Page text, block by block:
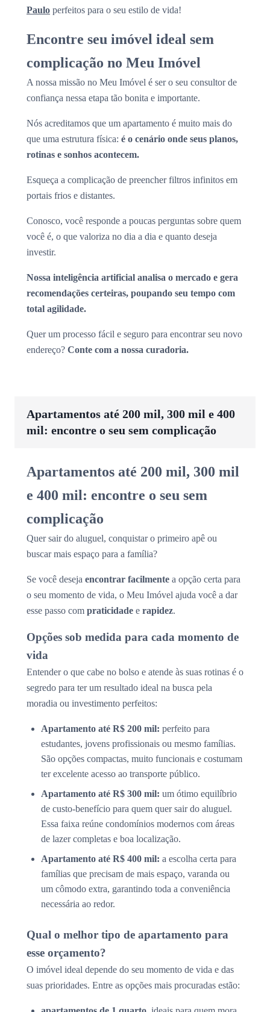
Paulo perfeitos para o seu estilo de vida!
Encontre seu imóvel ideal sem
complicação no Meu Imóvel
A nossa missão no Meu Imóvel é ser o seu consultor de
confiança nessa etapa tão bonita e importante.
Nós acreditamos que um apartamento é muito mais do
que uma estrutura física: é o cenário onde seus planos,
rotinas e sonhos acontecem.
Esqueça a complicação de preencher filtros infinitos em
portais frios e distantes.
Conosco, você responde a poucas perguntas sobre quem
você é, o que valoriza no dia a dia e quanto deseja
investir.
Nossa inteligência artificial analisa o mercado e gera
recomendações certeiras, poupando seu tempo com
total agilidade.
Quer um processo fácil e seguro para encontrar seu novo
endereço? Conte com a nossa curadoria.
Apartamentos até 200 mil, 300 mil e 400
mil: encontre o seu sem complicação
Apartamentos até 200 mil, 300 mil
e 400 mil: encontre o seu sem
complicação
Quer sair do aluguel, conquistar o primeiro apê ou
buscar mais espaço para a família?
Se você deseja encontrar facilmente a opção certa para
o seu momento de vida, o Meu Imóvel ajuda você a dar
esse passo com praticidade e rapidez.
Opções sob medida para cada momento de
vida
Entender o que cabe no bolso e atende às suas rotinas é o
segredo para ter um resultado ideal na busca pela
moradia ou investimento perfeitos:
Apartamento até R$ 200 mil: perfeito para
estudantes, jovens profissionais ou mesmo famílias.
São opções compactas, muito funcionais e costumam
ter excelente acesso ao transporte público.
Apartamento até R$ 300 mil: um ótimo equilíbrio
de custo-benefício para quem quer sair do aluguel.
Essa faixa reúne condomínios modernos com áreas
de lazer completas e boa localização.
Apartamento até R$ 400 mil: a escolha certa para
famílias que precisam de mais espaço, varanda ou
um cômodo extra, garantindo toda a conveniência
necessária ao redor.
Qual o melhor tipo de apartamento para
esse orçamento?
O imóvel ideal depende do seu momento de vida e das
suas prioridades. Entre as opções mais procuradas estão: